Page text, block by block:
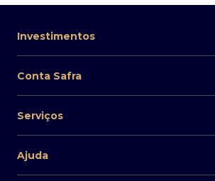
Investimentos
Conta Safra
Serviços
Ajuda